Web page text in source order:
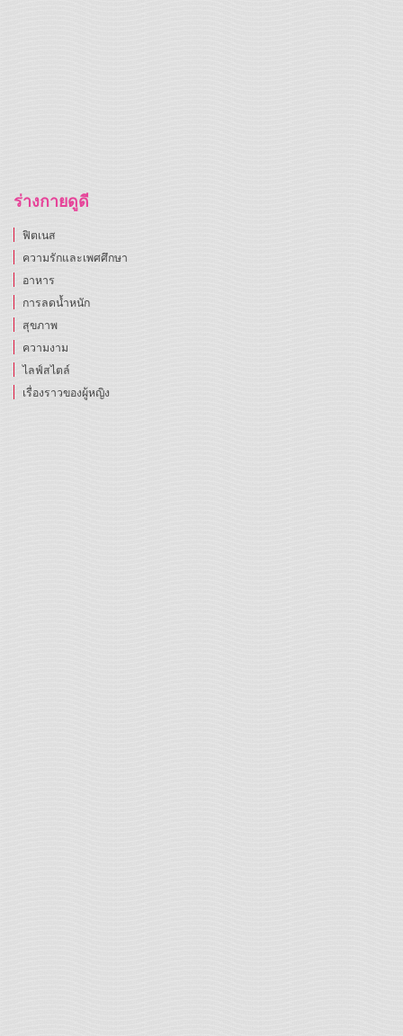
ร่างกายดูดี
ฟิตเนส
ความรักและเพศศึกษา
อาหาร
การลดน้ำหนัก
สุขภาพ
ความงาม
ไลฟ์สไตล์
เรื่องราวของผู้หญิง